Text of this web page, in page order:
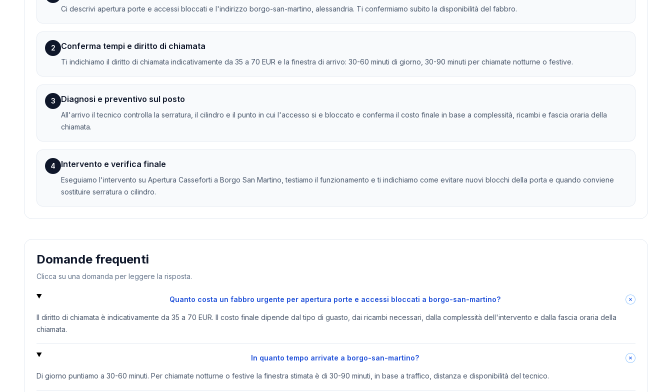
Ci descrivi apertura porte e accessi bloccati e l'indirizzo borgo-san-martino, alessandria. Ti confermiamo subito la disponibilità del fabbro.
2 Conferma tempi e diritto di chiamata
Ti indichiamo il diritto di chiamata indicativamente da 35 a 70 EUR e la finestra di arrivo: 30-60 minuti di giorno, 30-90 minuti per chiamate notturne o festive.
3 Diagnosi e preventivo sul posto
All'arrivo il tecnico controlla la serratura, il cilindro e il punto in cui l'accesso si e bloccato e conferma il costo finale in base a complessità, ricambi e fascia oraria della
chiamata.
4 Intervento e verifica finale
Eseguiamo l'intervento su Apertura Casseforti a Borgo San Martino, testiamo il funzionamento e ti indichiamo come evitare nuovi blocchi della porta e quando conviene
sostituire serratura o cilindro.
Domande frequenti
Clicca su una domanda per leggere la risposta.
Quanto costa un fabbro urgente per apertura porte e accessi bloccati a borgo-san-martino?
Il diritto di chiamata è indicativamente da 35 a 70 EUR. Il costo finale dipende dal tipo di guasto, dai ricambi necessari, dalla complessità dell'intervento e dalla fascia oraria della
chiamata.
In quanto tempo arrivate a borgo-san-martino?
Di giorno puntiamo a 30-60 minuti. Per chiamate notturne o festive la finestra stimata è di 30-90 minuti, in base a traffico, distanza e disponibilità del tecnico.